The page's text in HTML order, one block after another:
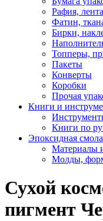
Рафия,
Фатин,
Бирки,
Топперы,
Пакеты
Конверты
Коробки
Прочая
Книги и
Книги по
Эпоксидная смола
Материалы
Молды,
Сухой
пигмент